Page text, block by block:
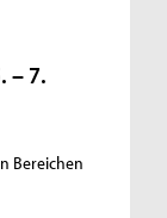
– 7.
Bereichen